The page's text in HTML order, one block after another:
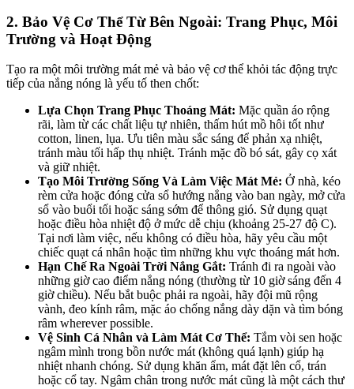
2. Bảo Vệ Cơ Thể Từ Bên Ngoài: Trang Phục, Môi
Trường và Hoạt Động
Tạo ra một môi trường mát mẻ và bảo vệ cơ thể khỏi tác động trực
tiếp của nắng nóng là yếu tố then chốt:
Lựa Chọn Trang Phục Thoáng Mát: Mặc quần áo rộng
rãi, làm từ các chất liệu tự nhiên, thấm hút mồ hôi tốt như
cotton, linen, lụa. Ưu tiên màu sắc sáng để phản xạ nhiệt,
tránh màu tối hấp thụ nhiệt. Tránh mặc đồ bó sát, gây cọ xát
và giữ nhiệt.
Tạo Môi Trường Sống Và Làm Việc Mát Mẻ: Ở nhà, kéo
rèm cửa hoặc đóng cửa sổ hướng nắng vào ban ngày, mở cửa
sổ vào buổi tối hoặc sáng sớm để thông gió. Sử dụng quạt
hoặc điều hòa nhiệt độ ở mức dễ chịu (khoảng 25-27 độ C).
Tại nơi làm việc, nếu không có điều hòa, hãy yêu cầu một
chiếc quạt cá nhân hoặc tìm những khu vực thoáng mát hơn.
Hạn Chế Ra Ngoài Trời Nắng Gắt: Tránh đi ra ngoài vào
những giờ cao điểm nắng nóng (thường từ 10 giờ sáng đến 4
giờ chiều). Nếu bắt buộc phải ra ngoài, hãy đội mũ rộng
vành, đeo kính râm, mặc áo chống nắng dày dặn và tìm bóng
râm wherever possible.
Vệ Sinh Cá Nhân và Làm Mát Cơ Thể: Tắm vòi sen hoặc
ngâm mình trong bồn nước mát (không quá lạnh) giúp hạ
nhiệt nhanh chóng. Sử dụng khăn ẩm, mát đặt lên cổ, trán
hoặc cổ tay. Ngâm chân trong nước mát cũng là một cách thư